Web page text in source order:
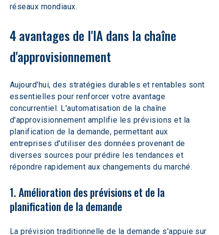
réseaux mondiaux.
4 avantages de l'IA dans la chaîne
d'approvisionnement
Aujourd'hui, des stratégies durables et rentables sont
essentielles pour renforcer votre avantage
concurrentiel. L'automatisation de la chaîne
d'approvisionnement amplifie les prévisions et la
planification de la demande, permettant aux
entreprises d'utiliser des données provenant de
diverses sources pour prédire les tendances et
répondre rapidement aux changements du marché.
1. Amélioration des prévisions et de la
planification de la demande
La prévision traditionnelle de la demande s'appuie sur